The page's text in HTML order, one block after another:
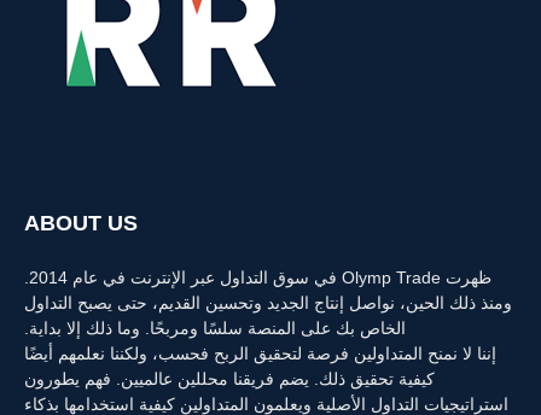
ABOUT US
ومنذ ذلك الحين، نواصل إنتاج الجديد وتحسين القديم، حتى يصبح التداول
الخاص بك على المنصة سلسًا ومربحًا. وما ذلك إلا بداية.
إننا لا نمنح المتداولين فرصة لتحقيق الربح فحسب، ولكننا نعلمهم أيضًا
كيفية تحقيق ذلك. يضم فريقنا محللين عالميين. فهم يطورون
استراتيجيات التداول الأصلية ويعلمون المتداولين كيفية استخدامها بذكاء